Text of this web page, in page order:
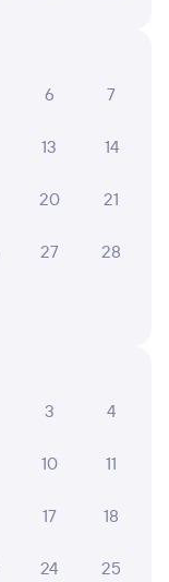
6 7
13 14
20 21
27 28
3 4
10 11
17 18
24 25